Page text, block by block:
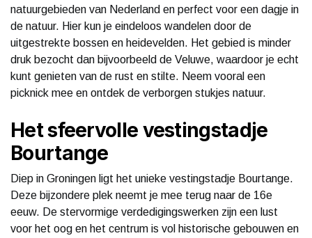
natuurgebieden van Nederland en perfect voor een dagje in
de natuur. Hier kun je eindeloos wandelen door de
uitgestrekte bossen en heidevelden. Het gebied is minder
druk bezocht dan bijvoorbeeld de Veluwe, waardoor je echt
kunt genieten van de rust en stilte. Neem vooral een
picknick mee en ontdek de verborgen stukjes natuur.
Het sfeervolle vestingstadje
Bourtange
Diep in Groningen ligt het unieke vestingstadje Bourtange.
Deze bijzondere plek neemt je mee terug naar de 16e
eeuw. De stervormige verdedigingswerken zijn een lust
voor het oog en het centrum is vol historische gebouwen en